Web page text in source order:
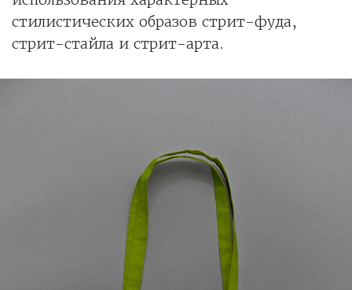
стилистических образов стрит-фуда,
стрит-стайла и стрит-арта.